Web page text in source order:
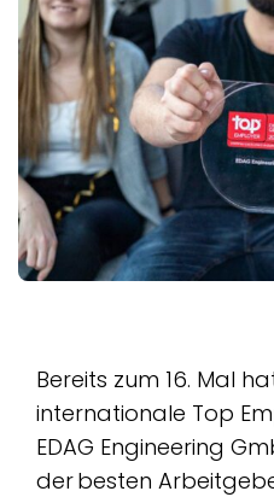
Bereits zum 16. Mal
internationale Top
EDAG Engineering
der besten